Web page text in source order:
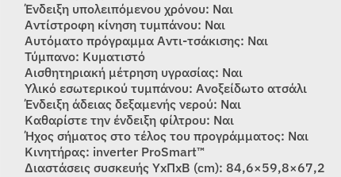
Ένδειξη υπολειπόμενου χρόνου: Ναι
Αντίστροφη κίνηση τυμπάνου: Ναι
Αυτόματο πρόγραμμα Αντι-τσάκισης: Ναι
Τύμπανο: Κυματιστό
Αισθητηριακή μέτρηση υγρασίας: Ναι
Υλικό εσωτερικού τυμπάνου: Ανοξείδωτο ατσάλι
Ένδειξη άδειας δεξαμενής νερού: Ναι
Καθαρίστε την ένδειξη φίλτρου: Ναι
Ήχος σήματος στο τέλος του προγράμματος: Ναι
Κινητήρας: inverter ProSmart™
Διαστάσεις συσκευής ΥxΠxΒ (cm): 84,6×59,8×67,2